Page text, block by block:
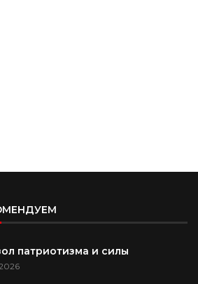
патриотизма и силы